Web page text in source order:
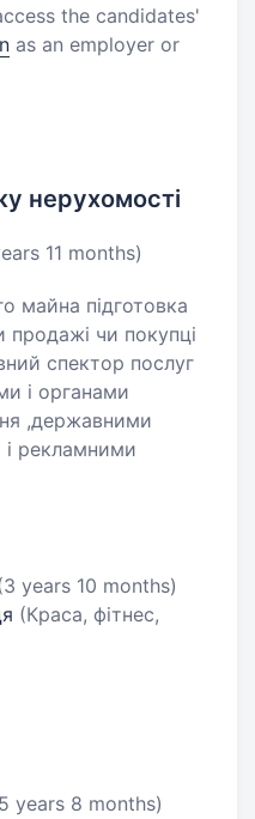
the candidates'
as an employer or
нерухомості
11 months)
майна підготовка
чи покупці
спектор послуг
і органами
,державними
і рекламними
years 10 months)
(Краса, фітнес,
years 8 months)